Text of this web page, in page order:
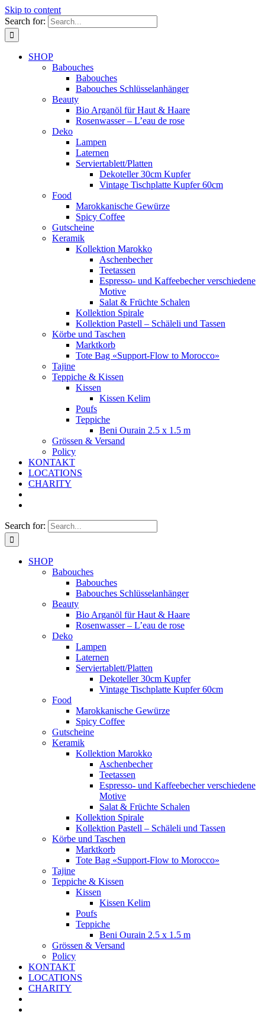
Skip to content
Search for:
SHOP
Babouches
Babouches
Babouches Schlüsselanhänger
Beauty
Bio Arganöl für Haut & Haare
Rosenwasser – L’eau de rose
Deko
Lampen
Laternen
Serviertablett/Platten
Dekoteller 30cm Kupfer
Vintage Tischplatte Kupfer 60cm
Food
Marokkanische Gewürze
Spicy Coffee
Gutscheine
Keramik
Kollektion Marokko
Aschenbecher
Teetassen
Espresso- und Kaffeebecher verschiedene
Motive
Salat & Früchte Schalen
Kollektion Spirale
Kollektion Pastell – Schäleli und Tassen
Körbe und Taschen
Marktkorb
Tote Bag «Support-Flow to Morocco»
Tajine
Teppiche & Kissen
Kissen
Kissen Kelim
Poufs
Teppiche
Beni Ourain 2.5 x 1.5 m
Grössen & Versand
Policy
KONTAKT
LOCATIONS
CHARITY
Search for:
SHOP
Babouches
Babouches
Babouches Schlüsselanhänger
Beauty
Bio Arganöl für Haut & Haare
Rosenwasser – L’eau de rose
Deko
Lampen
Laternen
Serviertablett/Platten
Dekoteller 30cm Kupfer
Vintage Tischplatte Kupfer 60cm
Food
Marokkanische Gewürze
Spicy Coffee
Gutscheine
Keramik
Kollektion Marokko
Aschenbecher
Teetassen
Espresso- und Kaffeebecher verschiedene
Motive
Salat & Früchte Schalen
Kollektion Spirale
Kollektion Pastell – Schäleli und Tassen
Körbe und Taschen
Marktkorb
Tote Bag «Support-Flow to Morocco»
Tajine
Teppiche & Kissen
Kissen
Kissen Kelim
Poufs
Teppiche
Beni Ourain 2.5 x 1.5 m
Grössen & Versand
Policy
KONTAKT
LOCATIONS
CHARITY